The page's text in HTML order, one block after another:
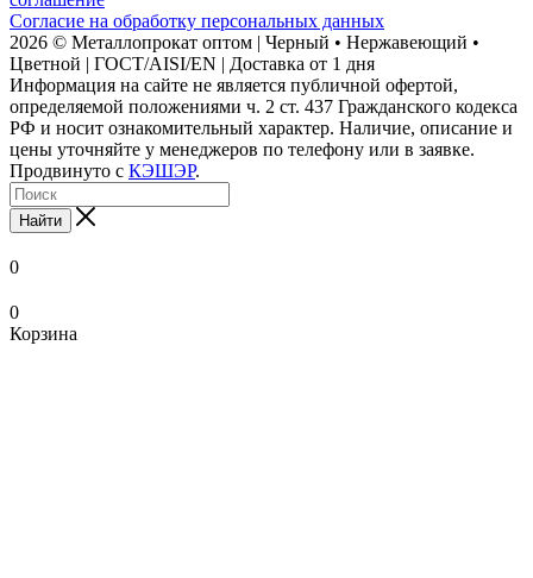
Согласие на обработку персональных данных
2026 © Металлопрокат оптом | Черный • Нержавеющий •
Цветной | ГОСТ/AISI/EN | Доставка от 1 дня
Информация на сайте не является публичной офертой,
определяемой положениями ч. 2 ст. 437 Гражданского кодекса
РФ и носит ознакомительный характер. Наличие, описание и
цены уточняйте у менеджеров по телефону или в заявке.
Продвинуто с КЭШЭР.
Найти
0
0
Корзина